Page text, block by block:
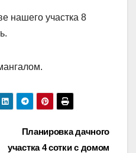
нашего участка 8
Планировка дачного
участка 4 сотки с домом